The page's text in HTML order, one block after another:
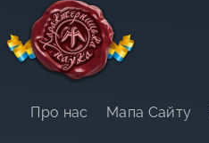
Про нас Мапа Сайту